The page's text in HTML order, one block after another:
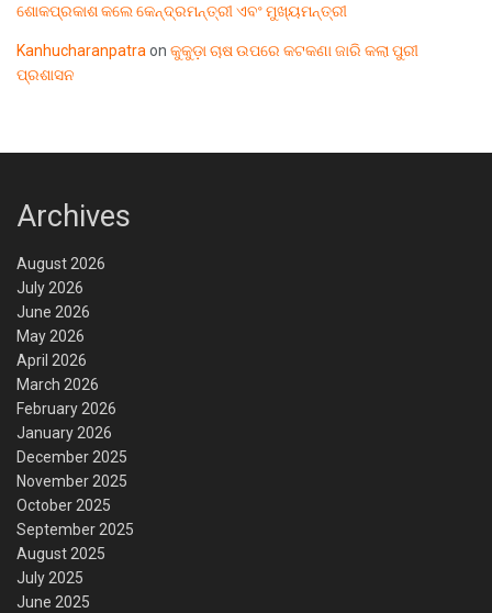
ଶୋକପ୍ରକାଶ କଲେ କେନ୍ଦ୍ରମନ୍ତ୍ରୀ ଏବଂ ମୁଖ୍ୟମନ୍ତ୍ରୀ
Kanhucharanpatraon କୁକୁଡ଼ା ଚାଷ ଉପରେ କଟକଣା ଜାରି କଲା ପୁରୀ
ପ୍ରଶାସନ
Archives
August 2026
July 2026
June 2026
May 2026
April 2026
March 2026
February 2026
January 2026
December 2025
November 2025
October 2025
September 2025
August 2025
July 2025
June 2025